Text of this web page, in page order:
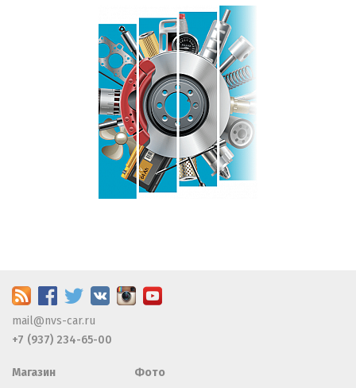
mail@nvs-car.ru
+7 (937) 234-65-00
Магазин Фото